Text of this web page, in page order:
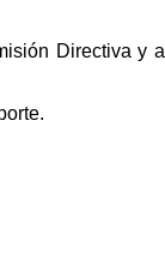
Directiva y a